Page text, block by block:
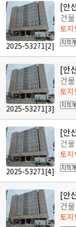
2025-53271[2]
[안
건물
토지
2025-53271[3]
[안
건물
토지
2025-53271[4]
[안
건물
토지
[안
건물
토지